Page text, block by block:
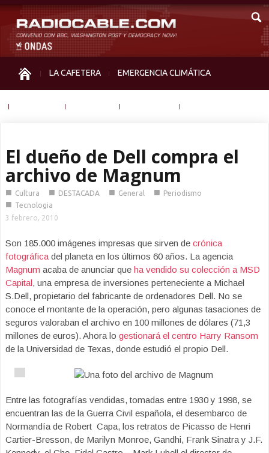
LA CAFETERA EMERGENCIA CLIMÁTICA
El dueño de Dell compra el
archivo de Magnum
■ Cultura ■ DESTACADA ■ General ■ Periodismo
■ Tecnologia
3 febrero, 2010
Son 185.000 imágenes impresas que sirven de crónica
fotográfica del planeta en los últimos 60 años. La agencia
Magnum acaba de anunciar que ha vendido su colección a MSD
Capital, una empresa de inversiones perteneciente a Michael
S.Dell, propietario del fabricante de ordenadores Dell. No se
conoce el montante de la operación, pero algunas tasaciones de
seguros valoraban el archivo en 100 millones de dólares (71,3
millones de euros). Ahora lo gestionará el centro Harry Ransom
de la Universidad de Texas, donde estudió el propio Dell.
Entre las fotografías vendidas, tomadas entre 1930 y 1998, se
encuentran las de la Guerra Civil española, el desembarco de
Normandía de Robert Capa, los retratos de Picasso de Henri
Cartier-Bresson, de Marilyn Monroe, Gandhi, Frank Sinatra y J.F.